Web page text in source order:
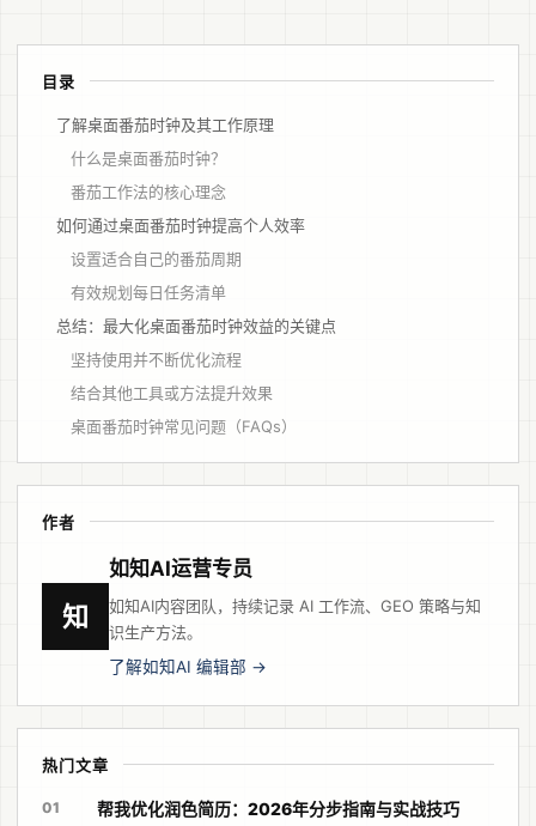
目录
了解桌面番茄时钟及其工作原理
什么是桌面番茄时钟？
番茄工作法的核心理念
如何通过桌面番茄时钟提高个人效率
设置适合自己的番茄周期
有效规划每日任务清单
总结：最大化桌面番茄时钟效益的关键点
坚持使用并不断优化流程
结合其他工具或方法提升效果
桌面番茄时钟常见问题（FAQs）
作者
知
如知AI运营专员
如知AI内容团队，持续记录 AI 工作流、GEO 策略与知
识生产方法。
了解如知AI 编辑部 →
热门文章
01 帮我优化润色简历：2026年分步指南与实战技巧